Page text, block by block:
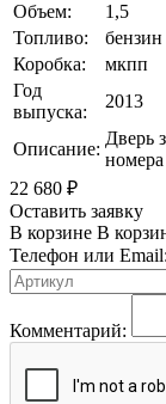
Объем:
1,5
Топливо:
бензин
Коробка:
мкпп
Год
выпуска:
2013
Описание:
Дверь
22 680 ₽
Оставить заявку
В корзине В
Телефон или Email:
Комментарий: